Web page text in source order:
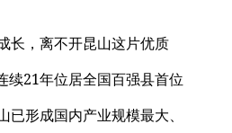
长，离不开昆山这片优质
续21年位居全国百强县首位
已形成国内产业规模最大、